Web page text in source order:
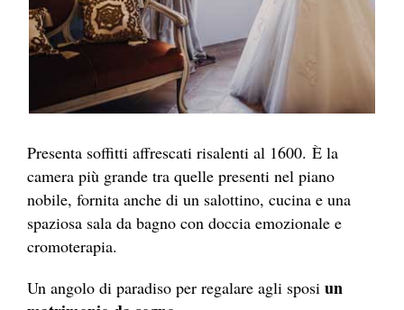
Presenta soffitti affrescati risalenti al 1600. È la
camera più grande tra quelle presenti nel piano
nobile, fornita anche di un salottino, cucina e una
spaziosa sala da bagno con doccia emozionale e
cromoterapia.
Un angolo di paradiso per regalare agli sposi un